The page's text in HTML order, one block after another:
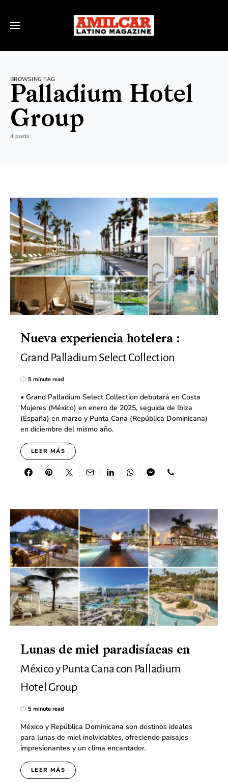
BROWSING TAG
Palladium Hotel
Group
4 posts
Nueva experiencia hotelera :
Grand Palladium Select Collection
5 minute read
• Grand Palladium Select Collection debutará en Costa
Mujeres (México) en enero de 2025, seguida de Ibiza
(España) en marzo y Punta Cana (República Dominicana)
en diciembre del mismo año.
LEER MÁS
Lunas de miel paradisíacas en
México y Punta Cana con Palladium
Hotel Group
5 minute read
México y República Dominicana son destinos ideales
para lunas de miel inolvidables, ofreciendo paisajes
impresionantes y un clima encantador.
LEER MÁS